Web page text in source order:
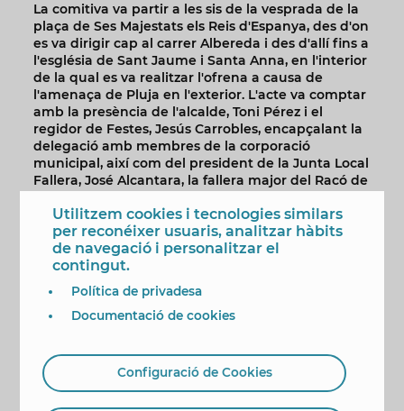
La comitiva va partir a les sis de la vesprada de la
plaça de Ses Majestats els Reis d'Espanya, des d'on
es va dirigir cap al carrer Albereda i des d'allí fins a
l'església de Sant Jaume i Santa Anna, en l'interior
de la qual es va realitzar l'ofrena a causa de
l'amenaça de Pluja en l'exterior. L'acte va comptar
amb la presència de l'alcalde, Toni Pérez i el
regidor de Festes, Jesús Carrobles, encapçalant la
delegació amb membres de la corporació
municipal, així com del president de la Junta Local
Fallera, José Alcantara, la fallera major del Racó de
de la Falla Benidorm Centre,
Sonia Ferré i Valeria del Sofratge Sánchez.
També van ofrenar les reines major i infantil de les
Festes Majors Patronals de
2022, Aila Merenciano i Chloe D'Hebboudt,
acompanyades de les seues corts d'honor, així
com dels presidents de la Comissió de Festes
representants de l'Associació de Penyes 'Verge del
Sofratge'.
Utilitzem cookies i tecnologies similars
per reconéixer usuaris, analitzar hàbits
de navegació i personalitzar el
contingut.
Política de privadesa
Documentació de cookies
Configuració de Cookies